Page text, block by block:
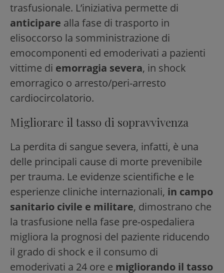
trasfusionale. L’iniziativa permette di
anticipare alla fase di trasporto in
elisoccorso la somministrazione di
emocomponenti ed emoderivati a pazienti
vittime di emorragia severa, in shock
emorragico o arresto/peri-arresto
cardiocircolatorio.
Migliorare il tasso di sopravvivenza
La perdita di sangue severa, infatti, è una
delle principali cause di morte prevenibile
per trauma. Le evidenze scientifiche e le
esperienze cliniche internazionali, in campo
sanitario civile e militare, dimostrano che
la trasfusione nella fase pre-ospedaliera
migliora la prognosi del paziente riducendo
il grado di shock e il consumo di
emoderivati a 24 ore e migliorando il tasso